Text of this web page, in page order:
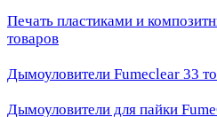
Печать пластиками и
товаров
Дымоуловители Fumeclear 33
Дымоуловители для пайки